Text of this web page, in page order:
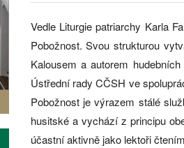
Vedle Liturgie patriarchy Karla
Pobožnost. Svou strukturou
Kalousem a autorem
Ústřední rady CČSH ve
Pobožnost je výrazem stálé
husitské a vychází z principu
účastní aktivně jako lektoři